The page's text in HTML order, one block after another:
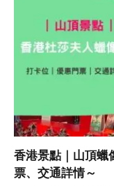
香港景點｜山頂蠟
票、交通詳情～